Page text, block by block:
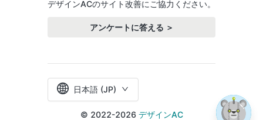
デザインACのサイト改善にご協力ください。
アンケートに答える ＞
日本語 (JP)
© 2022-2026 デザインAC